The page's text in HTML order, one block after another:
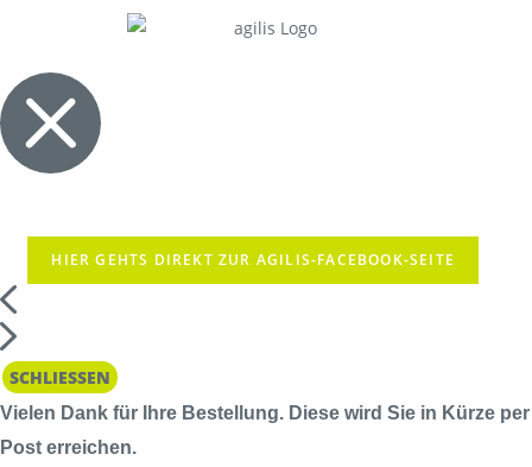
HIER GEHTS DIREKT ZUR AGILIS-FACEBOOK-SEITE
SCHLIESSEN
Vielen Dank für Ihre Bestellung. Diese wird Sie in Kürze per
Post erreichen.